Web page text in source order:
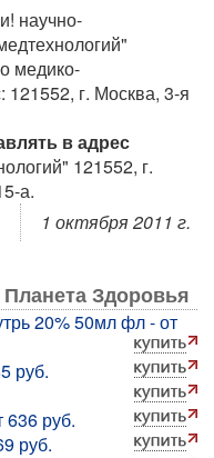
научно-
медико-
121552, г. Москва, 3-я
в адрес
121552, г.
а.
1 октября 2011 г.
Здоровья
20% 50мл фл - от
руб.
636 руб.
руб.